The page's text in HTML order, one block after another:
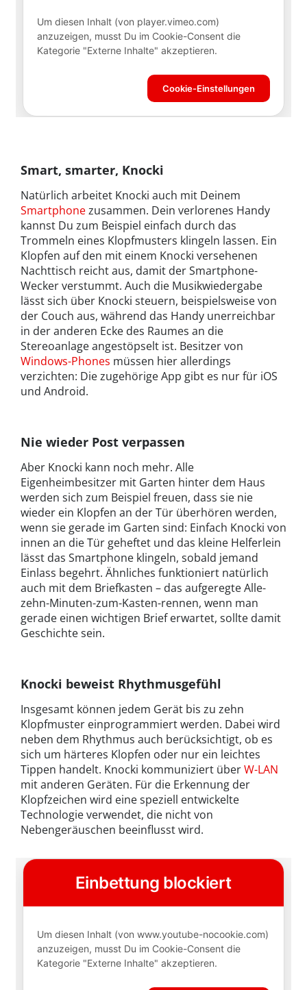
Smart, smarter, Knocki
Natürlich arbeitet Knocki auch mit Deinem
Smartphonezusammen. Dein verlorenes Handy
kannst Du zum Beispiel einfach durch das
Trommeln eines Klopfmusters klingeln lassen. Ein
Klopfen auf den mit einem Knocki versehenen
Nachttisch reicht aus, damit der Smartphone-
Wecker verstummt. Auch die Musikwiedergabe
lässt sich über Knocki steuern, beispielsweise von
der Couch aus, während das Handy unerreichbar
in der anderen Ecke des Raumes an die
Stereoanlage angestöpselt ist. Besitzer von
Windows-Phones müssen hier allerdings
verzichten: Die zugehörige App gibt es nur für iOS
und Android.
Nie wieder Post verpassen
Aber Knocki kann noch mehr. Alle
Eigenheimbesitzer mit Garten hinter dem Haus
werden sich zum Beispiel freuen, dass sie nie
wieder ein Klopfen an der Tür überhören werden,
wenn sie gerade im Garten sind: Einfach Knocki von
innen an die Tür geheftet und das kleine Helferlein
lässt das Smartphone klingeln, sobald jemand
Einlass begehrt. Ähnliches funktioniert natürlich
auch mit dem Briefkasten – das aufgeregte Alle-
zehn-Minuten-zum-Kasten-rennen, wenn man
gerade einen wichtigen Brief erwartet, sollte damit
Geschichte sein.
Knocki beweist Rhythmusgefühl
Insgesamt können jedem Gerät bis zu zehn
Klopfmuster einprogrammiert werden. Dabei wird
neben dem Rhythmus auch berücksichtigt, ob es
sich um härteres Klopfen oder nur ein leichtes
Tippen handelt. Knocki kommuniziert überW-LAN
mit anderen Geräten. Für die Erkennung der
Klopfzeichen wird eine speziell entwickelte
Technologie verwendet, die nicht von
Nebengeräuschen beeinflusst wird.